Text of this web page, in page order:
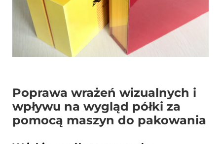
Poprawa wrażeń wizualnych i
wpływu na wygląd półki za
pomocą maszyn do pakowania